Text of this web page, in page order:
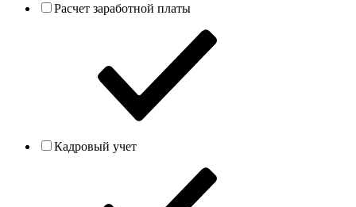
Расчет заработной платы
Кадровый учет